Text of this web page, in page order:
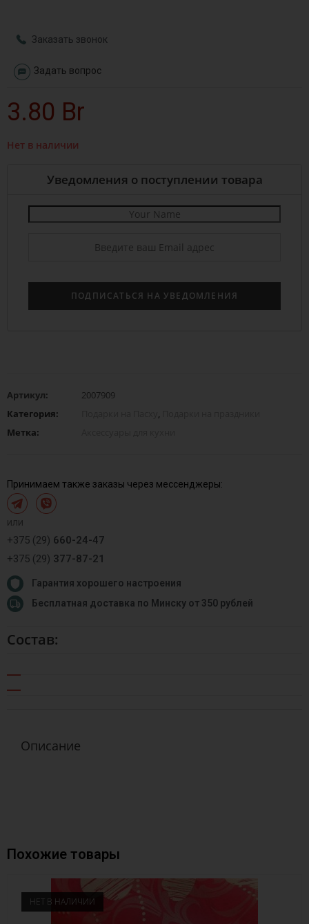
Заказать звонок
Задать вопрос
3.80 Br
Нет в наличии
Уведомления о поступлении товара
Артикул:
2007909
Категория:
,
Метка:
Принимаем также заказы через мессенджеры:
или
+375 (29) 660-24-47
+375 (29) 377-87-21
Гарантия хорошего настроения
Бесплатная доставка по Минску от 350 рублей
Состав:
Описание
Похожие товары
НЕТ В НАЛИЧИИ